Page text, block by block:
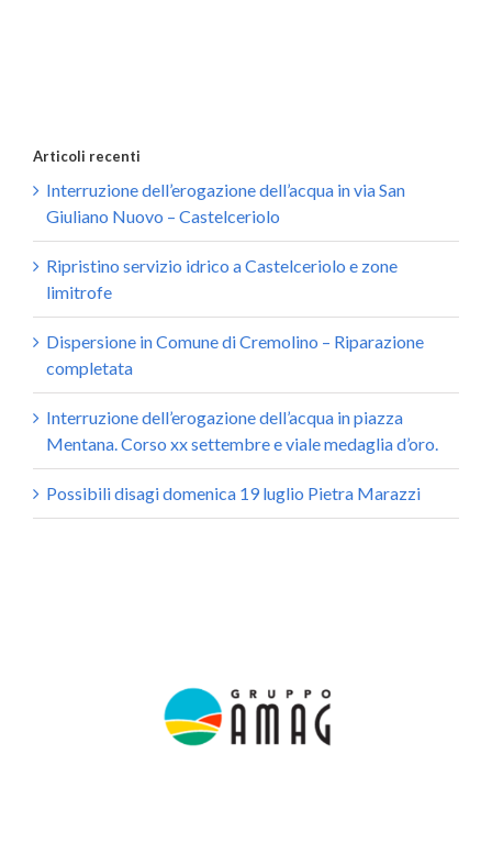
Articoli recenti
Interruzione dell’erogazione dell’acqua in via San
Giuliano Nuovo – Castelceriolo
Ripristino servizio idrico a Castelceriolo e zone
limitrofe
Dispersione in Comune di Cremolino – Riparazione
completata
Interruzione dell’erogazione dell’acqua in piazza
Mentana. Corso xx settembre e viale medaglia d’oro.
Possibili disagi domenica 19 luglio Pietra Marazzi